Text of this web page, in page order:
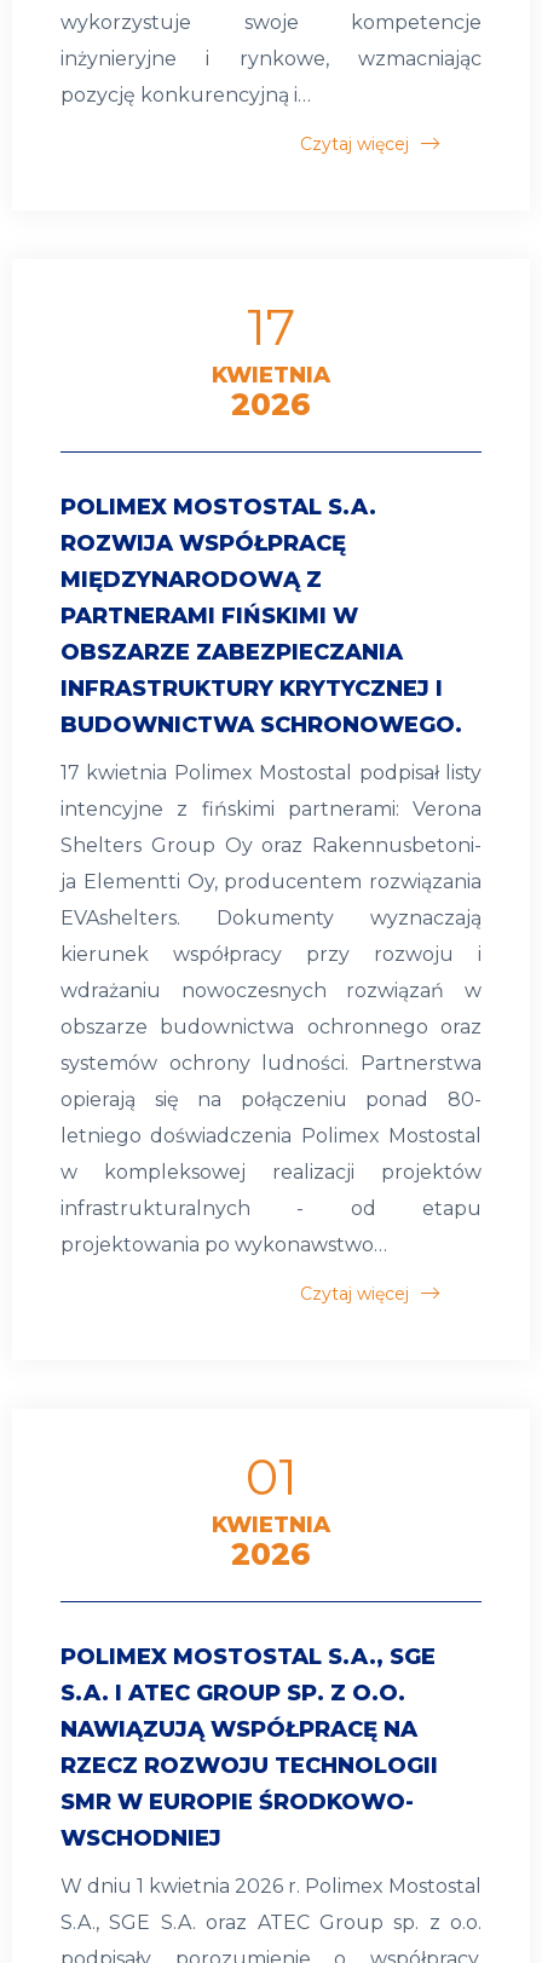
wykorzystuje swoje kompetencje
inżynieryjne i rynkowe, wzmacniając
pozycję konkurencyjną i…
Czytaj więcej
17
KWIETNIA
2026
POLIMEX MOSTOSTAL S.A.
ROZWIJA WSPÓŁPRACĘ
MIĘDZYNARODOWĄ Z
PARTNERAMI FIŃSKIMI W
OBSZARZE ZABEZPIECZANIA
INFRASTRUKTURY KRYTYCZNEJ I
BUDOWNICTWA SCHRONOWEGO.
17 kwietnia Polimex Mostostal podpisał listy
intencyjne z fińskimi partnerami: Verona
Shelters Group Oy oraz Rakennusbetoni-
ja Elementti Oy, producentem rozwiązania
EVAshelters. Dokumenty wyznaczają
kierunek współpracy przy rozwoju i
wdrażaniu nowoczesnych rozwiązań w
obszarze budownictwa ochronnego oraz
systemów ochrony ludności. Partnerstwa
opierają się na połączeniu ponad 80-
letniego doświadczenia Polimex Mostostal
w kompleksowej realizacji projektów
infrastrukturalnych - od etapu
projektowania po wykonawstwo…
Czytaj więcej
01
KWIETNIA
2026
POLIMEX MOSTOSTAL S.A., SGE
S.A. I ATEC GROUP SP. Z O.O.
NAWIĄZUJĄ WSPÓŁPRACĘ NA
RZECZ ROZWOJU TECHNOLOGII
SMR W EUROPIE ŚRODKOWO-
WSCHODNIEJ
W dniu 1 kwietnia 2026 r. Polimex Mostostal
S.A., SGE S.A. oraz ATEC Group sp. z o.o.